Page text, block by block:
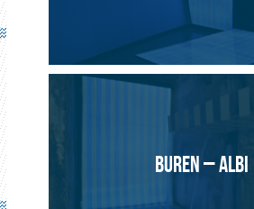
BUREN – ALBI